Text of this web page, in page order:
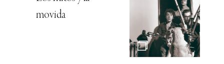
movida